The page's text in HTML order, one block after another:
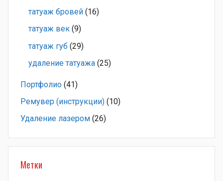
татуаж бровей (16)
татуаж век (9)
татуаж губ (29)
удаление татуажа (25)
Портфолио (41)
Ремувер (инструкции) (10)
Удаление лазером (26)
Метки